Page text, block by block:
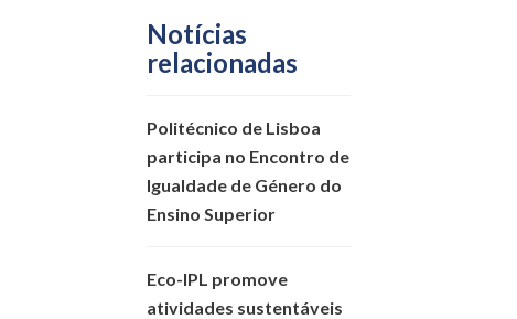
Notícias
relacionadas
Politécnico de Lisboa
participa no Encontro de
Igualdade de Género do
Ensino Superior
Eco-IPL promove
atividades sustentáveis